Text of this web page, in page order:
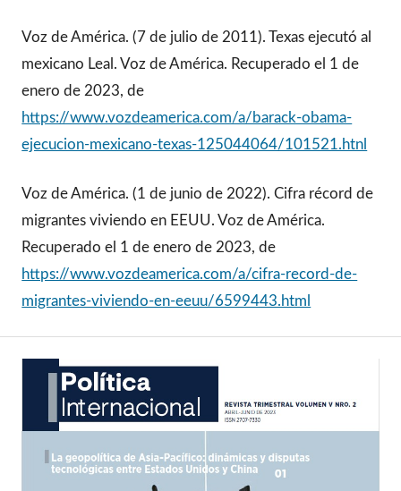
Voz de América. (7 de julio de 2011). Texas ejecutó al
mexicano Leal. Voz de América. Recuperado el 1 de
enero de 2023, de
https://www.vozdeamerica.com/a/barack-obama-
ejecucion-mexicano-texas-125044064/101521.htnl
Voz de América. (1 de junio de 2022). Cifra récord de
migrantes viviendo en EEUU. Voz de América.
Recuperado el 1 de enero de 2023, de
https://www.vozdeamerica.com/a/cifra-record-de-
migrantes-viviendo-en-eeuu/6599443.html